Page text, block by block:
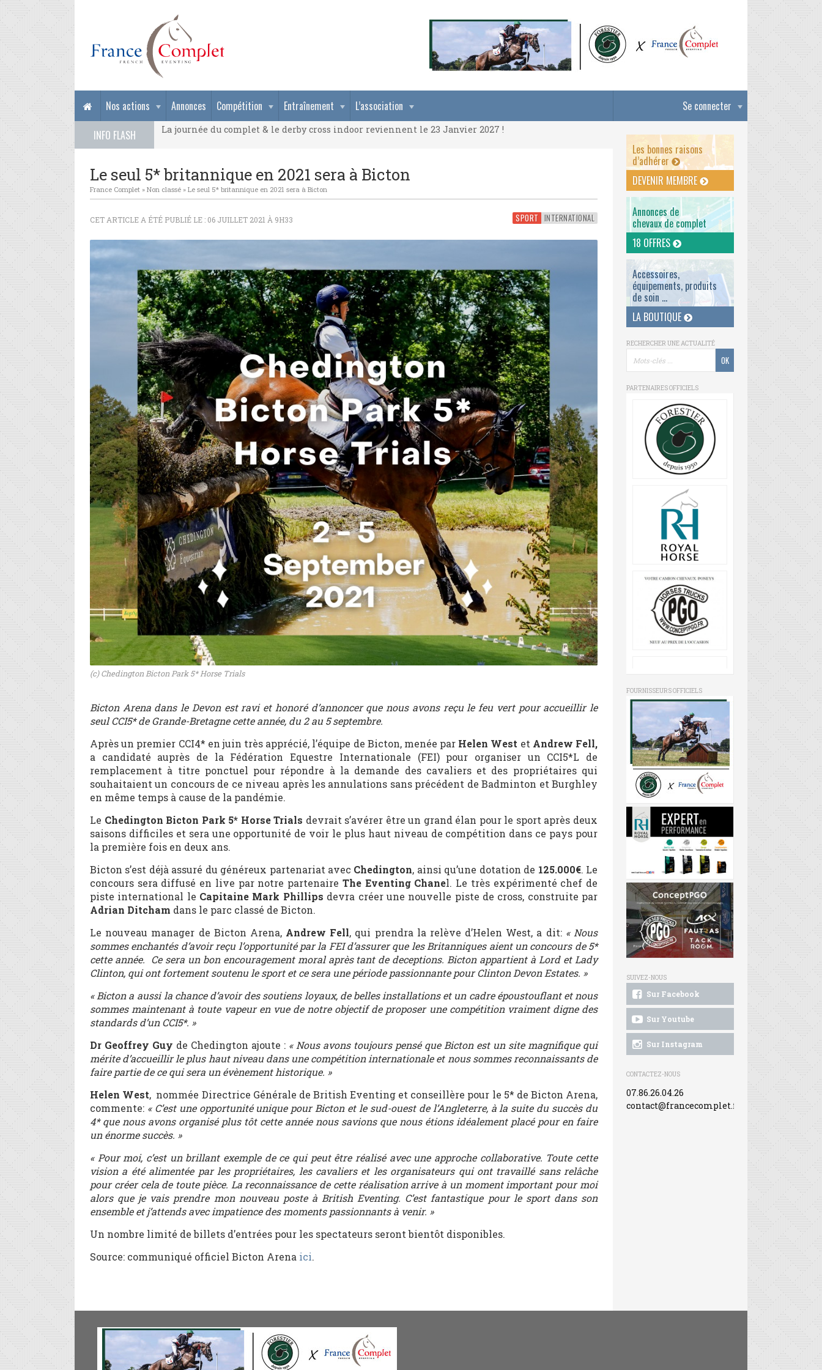
Se connecter
Nos actions Annonces Compétition Entraînement
L’association
INFO FLASH
La journée du complet & le derby cross indoor reviennent le 23 Janvier 2027 !
La journée du complet & le derby cross indoor reviennent le 23 Janvier 2027 !
Le seul 5* britannique en 2021 sera à Bicton
France Complet » Non classé » Le seul 5* britannique en 2021 sera à Bicton
SPORT INTERNATIONAL
CET ARTICLE A ÉTÉ PUBLIÉ LE : 06 JUILLET 2021 À 9H33
(c) Chedington Bicton Park 5* Horse Trials
Bicton Arena dans le Devon est ravi et honoré d’annoncer que nous avons reçu le feu vert pour accueillir le
seul CCI5* de Grande-Bretagne cette année, du 2 au 5 septembre.
Après un premier CCI4* en juin très apprécié, l’équipe de Bicton, menée par Helen West et Andrew Fell,
a candidaté auprès de la Fédération Equestre Internationale (FEI) pour organiser un CCI5*L de
remplacement à titre ponctuel pour répondre à la demande des cavaliers et des propriétaires qui
souhaitaient un concours de ce niveau après les annulations sans précédent de Badminton et Burghley
en même temps à cause de la pandémie.
Le Chedington Bicton Park 5* Horse Trials devrait s’avérer être un grand élan pour le sport après deux
saisons difficiles et sera une opportunité de voir le plus haut niveau de compétition dans ce pays pour
la première fois en deux ans.
Bicton s’est déjà assuré du généreux partenariat avec Chedington, ainsi qu’une dotation de 125.000€. Le
concours sera diffusé en live par notre partenaire The Eventing Chanel. Le très expérimenté chef de
piste international le Capitaine Mark Phillips devra créer une nouvelle piste de cross, construite par
Adrian Ditcham dans le parc classé de Bicton.
Le nouveau manager de Bicton Arena, Andrew Fell, qui prendra la relève d’Helen West, a dit: « Nous
sommes enchantés d’avoir reçu l’opportunité par la FEI d’assurer que les Britanniques aient un concours de 5*
cette année. Ce sera un bon encouragement moral après tant de deceptions. Bicton appartient à Lord et Lady
Clinton, qui ont fortement soutenu le sport et ce sera une période passionnante pour Clinton Devon Estates. »
« Bicton a aussi la chance d’avoir des soutiens loyaux, de belles installations et un cadre époustouflant et nous
sommes maintenant à toute vapeur en vue de notre objectif de proposer une compétition vraiment digne des
standards d’un CCI5*. »
Dr Geoffrey Guy de Chedington ajoute : « Nous avons toujours pensé que Bicton est un site magnifique qui
mérite d’accueillir le plus haut niveau dans une compétition internationale et nous sommes reconnaissants de
faire partie de ce qui sera un évènement historique. »
Helen West, nommée Directrice Générale de British Eventing et conseillère pour le 5* de Bicton Arena,
commente: « C’est une opportunité unique pour Bicton et le sud-ouest de l’Angleterre, à la suite du succès du
4* que nous avons organisé plus tôt cette année nous savions que nous étions idéalement placé pour en faire
un énorme succès. »
« Pour moi, c’est un brillant exemple de ce qui peut être réalisé avec une approche collaborative. Toute cette
vision a été alimentée par les propriétaires, les cavaliers et les organisateurs qui ont travaillé sans relâche
pour créer cela de toute pièce. La reconnaissance de cette réalisation arrive à un moment important pour moi
alors que je vais prendre mon nouveau poste à British Eventing. C’est fantastique pour le sport dans son
ensemble et j’attends avec impatience des moments passionnants à venir. »
Un nombre limité de billets d’entrées pour les spectateurs seront bientôt disponibles.
Source: communiqué officiel Bicton Arena ici.
Les bonnes raisons
d’adhérer
DEVENIR MEMBRE
Annonces de
chevaux de complet
18 OFFRES
Accessoires,
équipements, produits
de soin ...
LA BOUTIQUE
RECHERCHER UNE ACTUALITÉ
PARTENAIRES OFFICIELS
FOURNISSEURS OFFICIELS
SUIVEZ-NOUS
Sur Facebook
Sur Youtube
Sur Instagram
CONTACTEZ-NOUS
07.86.26.04.26
contact@francecomplet.fr